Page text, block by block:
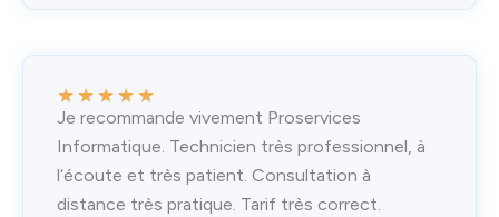
★★★★★
Je recommande vivement Proservices
Informatique. Technicien très professionnel, à
l‘écoute et très patient. Consultation à
distance très pratique. Tarif très correct.